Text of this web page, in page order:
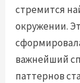
стремится
окружении.
важнейший
паттернов